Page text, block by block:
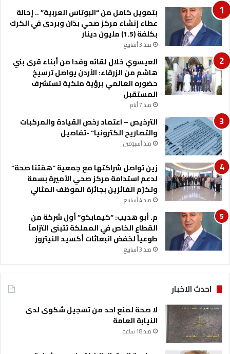
بتمويل كامل من “البوتاس العربية” .. إحالة
عطاء إنشاء مركز صحي بذان وبردى في الكرك
بكلفة (1.5) مليون دينار
منذ 3 أسابيع
العيسوي خلال لقائه وفدا من أبناء قرى بني
هاشم من الزرقاء: الأردن يواصل ترسيخ
حضوره العالمي برؤية ملكية تستشرف
المستقبل
منذ 7 أيام
الترخيص – اعتماد رخص القيادة والمركبات
والتصاريح الكترونيا” -تفاصيل
منذ أسبوعين
زين تواصل شراكتها مع جمعية “همّتنا صحة”
لدعم استدامة مركز صحي الأميرة بسمة
وتكرّم الفائزين بجائزة الموظف المثالي
منذ 4 أسابيع
م. أبو هديب: “كيمابكو” أول شركة من
القطاع الخاص في المملكة تتبنى التزاماً
طوعياً لخفض انبعاثات أكسيد النيتروز
منذ 3 أسابيع
احدث الاخبار
لا صحة لمنع احد من تسجيل شكوى لدى
النيابة العامة
منذ 18 ساعة